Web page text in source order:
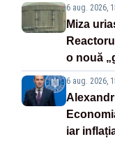
6 aug. 2026,
Miza
o nouă
6 aug. 2026,
iar